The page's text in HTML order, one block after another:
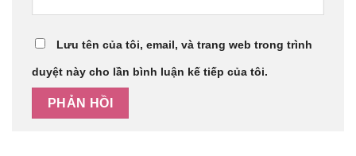
Lưu tên của tôi, email, và trang web trong trình
duyệt này cho lần bình luận kế tiếp của tôi.